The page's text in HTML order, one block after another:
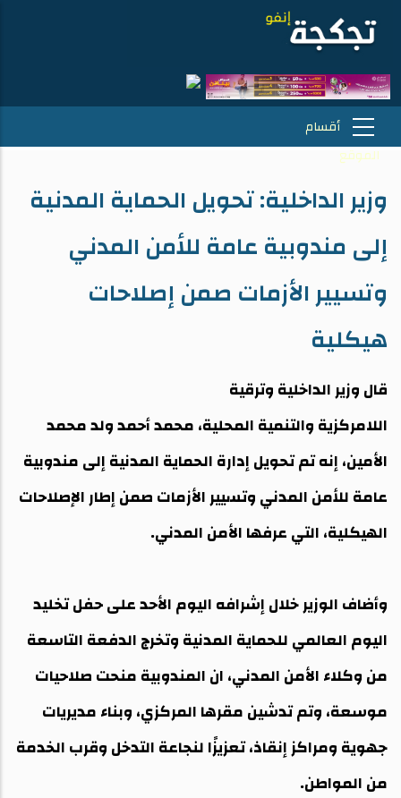
وزير الداخلية: تحويل الحماية المدنية
إلى مندوبية عامة للأمن المدني
وتسيير الأزمات صمن إصلاحات
هيكلية
قال وزير الداخلية وترقية
اللامركزية والتنمية المحلية، محمد أحمد ولد محمد
الأمين، إنه تم تحويل إدارة الحماية المدنية إلى مندوبية
عامة للأمن المدني وتسيير الأزمات صمن إطار الإصلاحات
الهيكلية، التي عرفها الأمن المدني.
وأضاف الوزير خلال إشرافه اليوم الأحد على حفل تخليد
اليوم العالمي للحماية المدنية وتخرج الدفعة التاسعة
من وكلاء الأمن المدني، ان المندوبية منحت صلاحيات
موسعة، وتم تدشين مقرها المركزي، وبناء مديريات
جهوية ومراكز إنقاذ، تعزيزًا لنجاعة التدخل وقرب الخدمة
من المواطن.